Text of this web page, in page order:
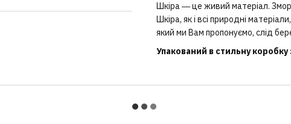
Шкіра ― це живий матеріал.
Шкіра, як і всі природні
який ми Вам пропонуємо, слід
Упакований в стильну коробку